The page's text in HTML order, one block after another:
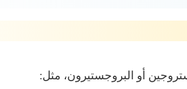
أو البروجستيرون، مثل: